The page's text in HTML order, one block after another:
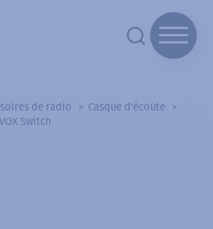
de radio
Casque d'écoute
Switch